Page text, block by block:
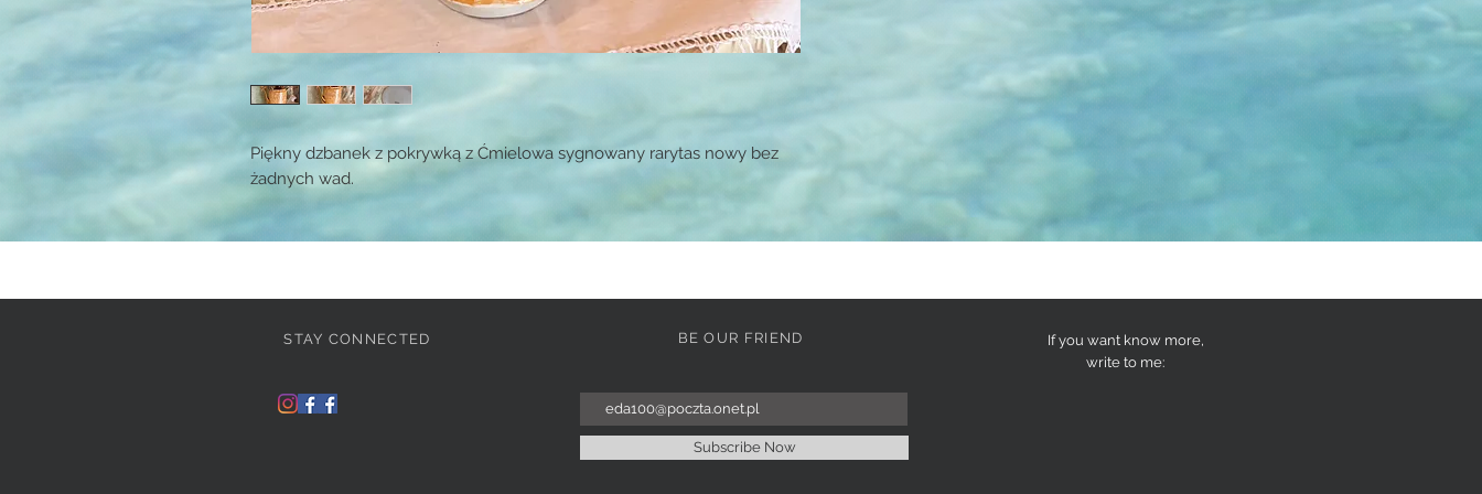
Piękny dzbanek z pokrywką z Ćmielowa sygnowany rarytas nowy bez
żadnych wad.
STAY CONNECTED BE OUR FRIEND
Subscribe Now
If you want know more,
write to me: